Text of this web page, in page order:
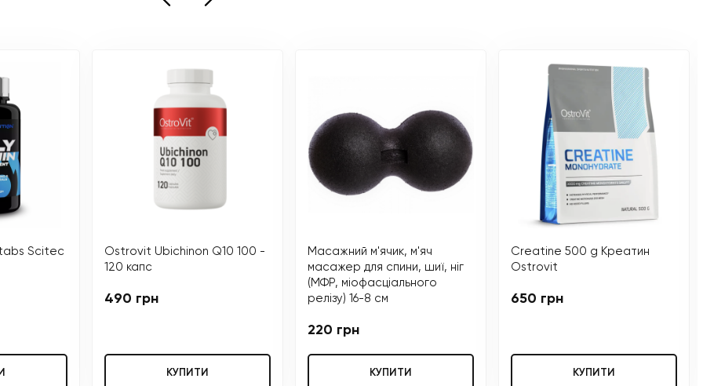
Scitec
Ostrovit Ubichinon Q10 100 -
120 капс
490 грн
КУПИТИ
Масажний м'ячик, м'яч
масажер для спини, шиї, ніг
(МФР, міофасціального
релізу) 16-8 см
220 грн
КУПИТИ
Creatine 500 g Креатин
Ostrovit
650 грн
КУПИТИ